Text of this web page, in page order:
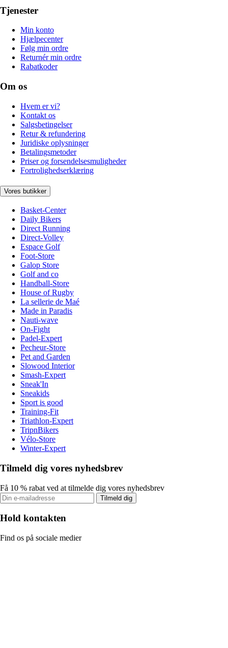
Tjenester
Min konto
Hjælpecenter
Følg min ordre
Returnér min ordre
Rabatkoder
Om os
Hvem er vi?
Kontakt os
Salgsbetingelser
Retur & refundering
Juridiske oplysninger
Betalingsmetoder
Priser og forsendelsesmuligheder
Fortrolighedserklæring
Vores butikker
Basket-Center
Daily Bikers
Direct Running
Direct-Volley
Espace Golf
Foot-Store
Galop Store
Golf and co
Handball-Store
House of Rugby
La sellerie de Maé
Made in Paradis
Nauti-wave
On-Fight
Padel-Expert
Pecheur-Store
Pet and Garden
Slowood Interior
Smash-Expert
Sneak'In
Sneakids
Sport is good
Training-Fit
Triathlon-Expert
TripnBikers
Vélo-Store
Winter-Expert
Tilmeld dig vores nyhedsbrev
Få 10 % rabat ved at tilmelde dig vores nyhedsbrev
Tilmeld dig
Hold kontakten
Find os på sociale medier